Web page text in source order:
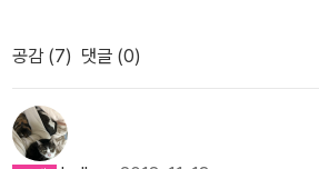
가 없으면 정상이 아니고, 아이가 없어도
이고 이혼과 재혼은 말해 뭣하랴. 동성부부
답이 있을 뿐이다. 얼마전 종영한 드라마 <
삶을 두고 '애틋하다'는 표현을 사용했다. 인
은 선인장을 움켜쥐었더니 악 소리가 나게
이 걸린 옷을 만졌더니 보들보들했다. 꿈인
데도 내 감각은 생생했다. 이 책이 바로 그
이렇게 시작된다....“나는 맑은 정신으로 헛
도 아니고 오컬트 신봉자도 아니며 술에 취하
공감 (7) 댓글 (0)